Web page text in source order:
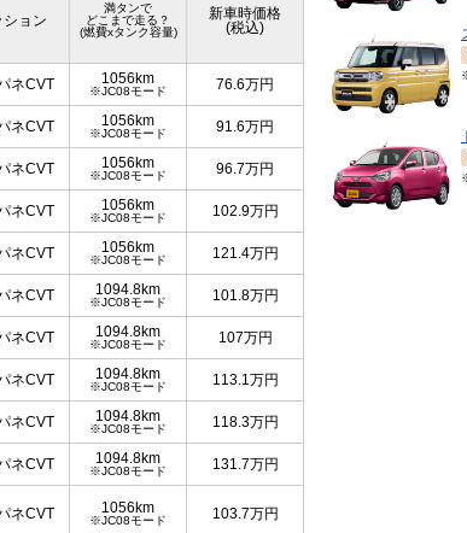
ション
満タンで
どこまで走る？
(燃費xタンク容量)
新車時価格
(税込)
ネCVT 1056km
※JC08モード 76.6万円
ネCVT 1056km
※JC08モード 91.6万円
ネCVT 1056km
※JC08モード 96.7万円
ネCVT 1056km
※JC08モード 102.9万円
ネCVT 1056km
※JC08モード 121.4万円
ネCVT 1094.8km
※JC08モード 101.8万円
ネCVT 1094.8km
※JC08モード 107万円
ネCVT 1094.8km
※JC08モード 113.1万円
ネCVT 1094.8km
※JC08モード 118.3万円
ネCVT 1094.8km
※JC08モード 131.7万円
ネCVT 1056km
※JC08モード 103.7万円